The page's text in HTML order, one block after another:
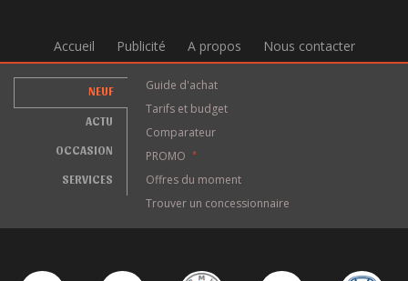
Accueil Publicité A propos Nous contacter
NEUF
ACTU
OCCASION
SERVICES
Guide d'achat
Tarifs et budget
Comparateur
PROMO
*
Offres du moment
Trouver un concessionnaire